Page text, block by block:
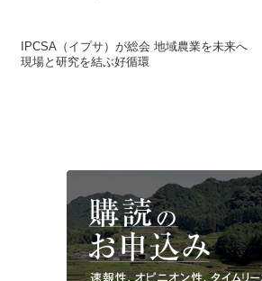
IPCSA（イプサ）が総会 地域農業を未来へ
現場と研究を結ぶ好循環